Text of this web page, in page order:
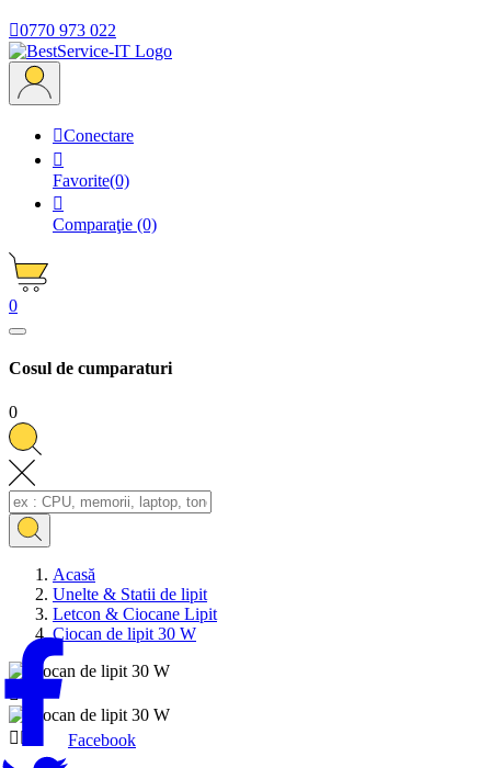
0770 973 022
Conectare

Favorite(0)

Comparaţie (0)
0
Cosul de cumparaturi
0
Acasă
Unelte & Statii de lipit
Letcon & Ciocane Lipit
Ciocan de lipit 30 W

  Facebook